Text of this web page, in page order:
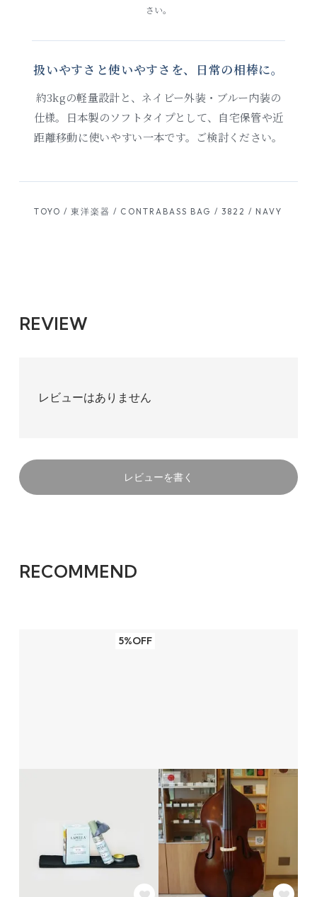
さい。
扱いやすさと使いやすさを、日常の相棒に。
約3kgの軽量設計と、ネイビー外装・ブルー内装の
仕様。日本製のソフトタイプとして、自宅保管や近
距離移動に使いやすい一本です。ご検討ください。
TOYO / 東洋楽器 / CONTRABASS BAG / 3822 / NAVY
REVIEW
レビューはありません
レビューを書く
RECOMMEND
5%OFF